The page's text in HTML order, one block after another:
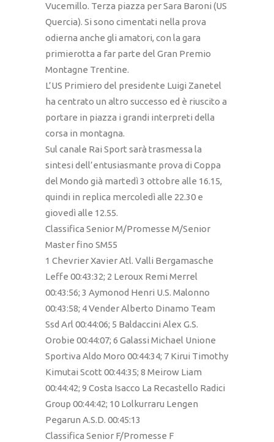
Vucemillo. Terza piazza per Sara Baroni (US
Quercia). Si sono cimentati nella prova
odierna anche gli amatori, con la gara
primierotta a far parte del Gran Premio
Montagne Trentine.
L’US Primiero del presidente Luigi Zanetel
ha centrato un altro successo ed è riuscito a
portare in piazza i grandi interpreti della
corsa in montagna.
Sul canale Rai Sport sarà trasmessa la
sintesi dell’entusiasmante prova di Coppa
del Mondo già martedì 3 ottobre alle 16.15,
quindi in replica mercoledì alle 22.30 e
giovedì alle 12.55.
Classifica Senior M/Promesse M/Senior
Master fino SM55
1 Chevrier Xavier Atl. Valli Bergamasche
Leffe 00:43:32; 2 Leroux Remi Merrel
00:43:56; 3 Aymonod Henri U.S. Malonno
00:43:58; 4 Vender Alberto Dinamo Team
Ssd Arl 00:44:06; 5 Baldaccini Alex G.S.
Orobie 00:44:07; 6 Galassi Michael Unione
Sportiva Aldo Moro 00:44:34; 7 Kirui Timothy
Kimutai Scott 00:44:35; 8 Meirow Liam
00:44:42; 9 Costa Isacco La Recastello Radici
Group 00:44:42; 10 Lolkurraru Lengen
Pegarun A.S.D. 00:45:13
Classifica Senior F/Promesse F